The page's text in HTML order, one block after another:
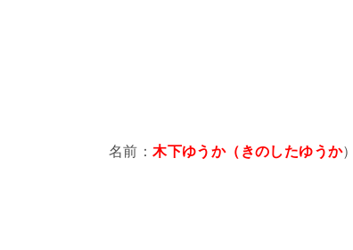
名前：木下ゆうか（きのしたゆうか）